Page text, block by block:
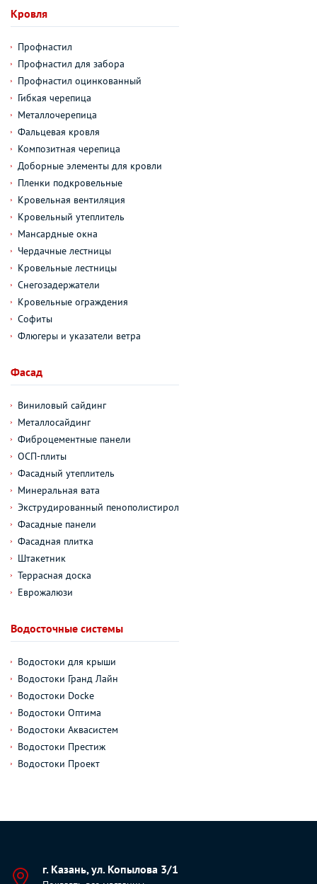
Кровля
Профнастил
Профнастил для забора
Профнастил оцинкованный
Гибкая черепица
Металлочерепица
Фальцевая кровля
Композитная черепица
Доборные элементы для кровли
Пленки подкровельные
Кровельная вентиляция
Кровельный утеплитель
Мансардные окна
Чердачные лестницы
Кровельные лестницы
Снегозадержатели
Кровельные ограждения
Софиты
Флюгеры и указатели ветра
Фасад
Виниловый сайдинг
Металлосайдинг
Фиброцементные панели
ОСП-плиты
Фасадный утеплитель
Минеральная вата
Экструдированный пенополистирол
Фасадные панели
Фасадная плитка
Штакетник
Террасная доска
Еврожалюзи
Водосточные системы
Водостоки для крыши
Водостоки Гранд Лайн
Водостоки Docke
Водостоки Оптима
Водостоки Аквасистем
Водостоки Престиж
Водостоки Проект
г. Казань, ул. Копылова 3/1